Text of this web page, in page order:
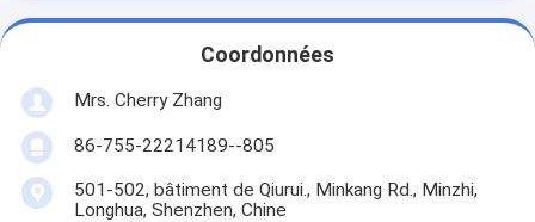
Coordonnées
Mrs. Cherry Zhang
86-755-22214189--805
501-502, bâtiment de Qiurui., Minkang Rd., Minzhi,
Longhua, Shenzhen, Chine